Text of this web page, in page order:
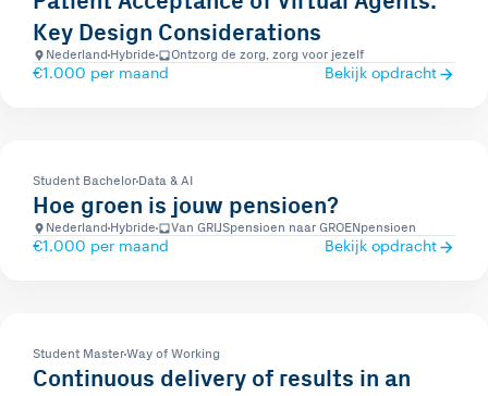
Key Design Considerations
Nederland Hybride Ontzorg de zorg, zorg voor jezelf
€1.000 per maand Bekijk opdracht
Student Bachelor Data & AI
Hoe groen is jouw pensioen?
Nederland Hybride Van GRIJSpensioen naar GROENpensioen
€1.000 per maand Bekijk opdracht
Student MasterWay of Working
Continuous delivery of results in an